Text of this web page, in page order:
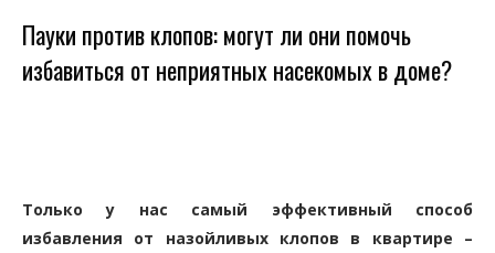
Пауки против клопов: могут ли они помочь
избавиться от неприятных насекомых в доме?
Только у нас самый эффективный способ
избавления от назойливых клопов в квартире –